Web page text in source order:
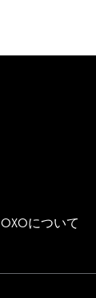
OXOについて